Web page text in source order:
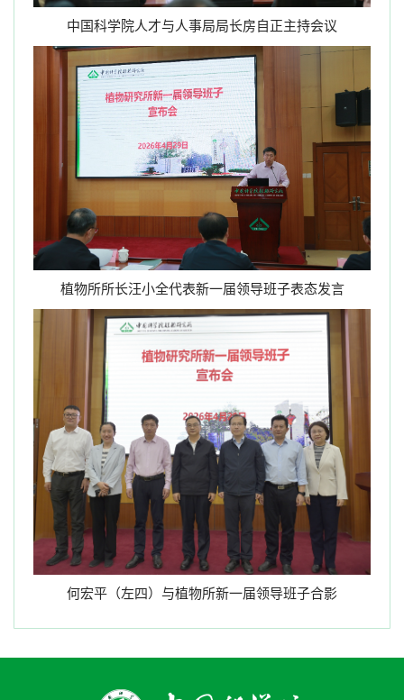
中国科学院人才与人事局局长房自正主持会议
植物所所长汪小全代表新一届领导班子表态发言
何宏平（左四）与植物所新一届领导班子合影